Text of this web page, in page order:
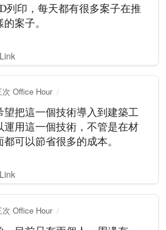
列印，每天都有很多案子在推
案子。
Link
Office Hour
把這一個技術導入到建築工
用這一個技術，不管是在材
可以節省很多的成本。
Link
Office Hour